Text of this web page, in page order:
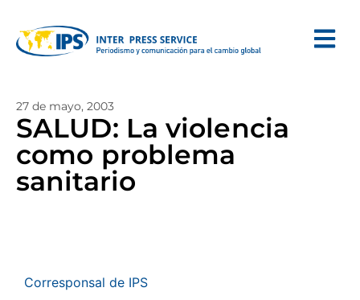
27 de mayo, 2003
SALUD: La violencia
como problema
sanitario
Corresponsal de IPS